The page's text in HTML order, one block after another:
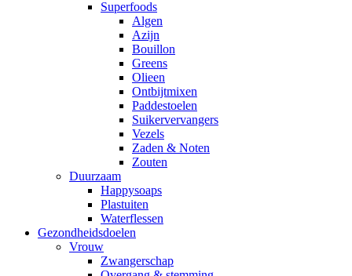
Superfoods
Algen
Azijn
Bouillon
Greens
Olieen
Ontbijtmixen
Paddestoelen
Suikervervangers
Vezels
Zaden & Noten
Zouten
Duurzaam
Happysoaps
Plastuiten
Waterflessen
Gezondheidsdoelen
Vrouw
Zwangerschap